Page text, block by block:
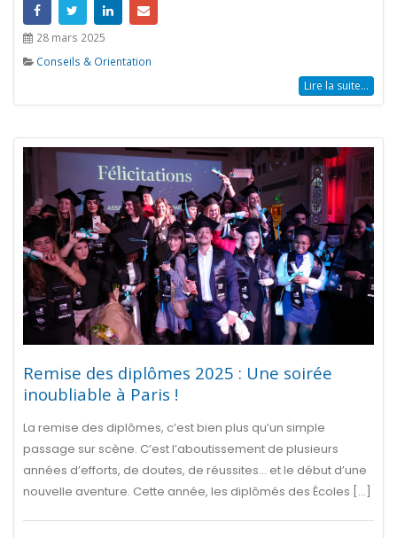
28 mars 2025
Conseils & Orientation
Lire la suite...
Remise des diplômes 2025 : Une soirée
inoubliable à Paris !
La remise des diplômes, c’est bien plus qu’un simple
passage sur scène. C’est l’aboutissement de plusieurs
années d’efforts, de doutes, de réussites… et le début d’une
nouvelle aventure. Cette année, les diplômés des Écoles [...]